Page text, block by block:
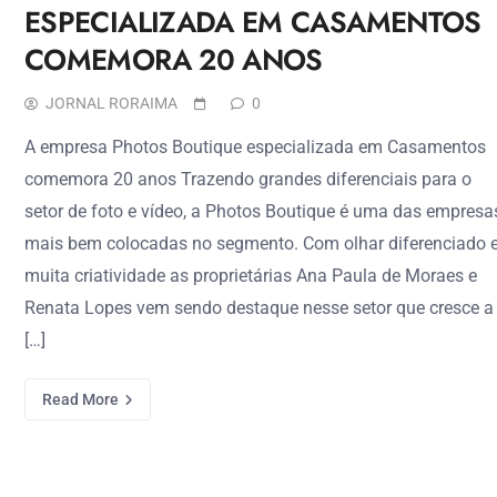
ESPECIALIZADA EM CASAMENTOS
COMEMORA 20 ANOS
JORNAL RORAIMA 0
A empresa Photos Boutique especializada em Casamentos
comemora 20 anos Trazendo grandes diferenciais para o
setor de foto e vídeo, a Photos Boutique é uma das
mais bem colocadas no segmento. Com olhar diferenciado
muita criatividade as proprietárias Ana Paula de Moraes e
Renata Lopes vem sendo destaque nesse setor que cresce a
[…]
Read More